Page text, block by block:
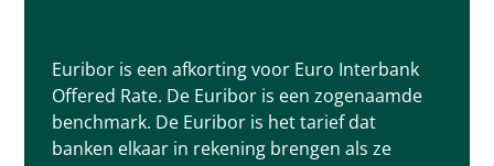
Euribor is een afkorting voor Euro Interbank
Offered Rate. De Euribor is een zogenaamde
benchmark. De Euribor is het tarief dat
banken elkaar in rekening brengen als ze